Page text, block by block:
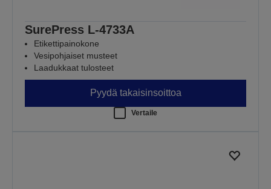
SurePress L-4733A
Etikettipainokone
Vesipohjaiset musteet
Laadukkaat tulosteet
Pyydä takaisinsoittoa
Vertaile